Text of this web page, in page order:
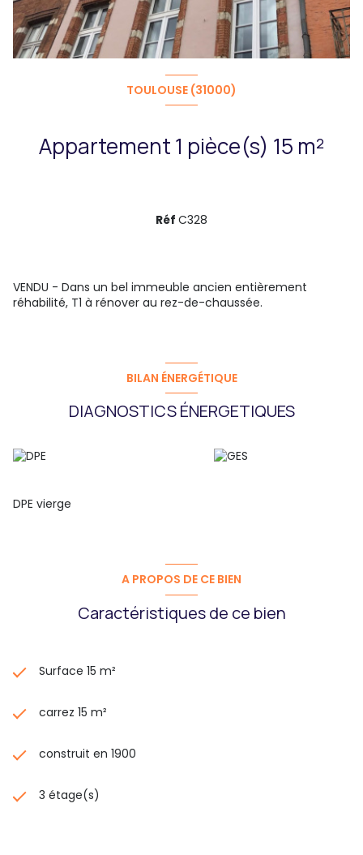
TOULOUSE (31000)
Appartement 1 pièce(s) 15 m²
Réf C328
VENDU - Dans un bel immeuble ancien entièrement
réhabilité, T1 à rénover au rez-de-chaussée.
BILAN ÉNERGÉTIQUE
DIAGNOSTICS ÉNERGETIQUES
DPE vierge
A PROPOS DE CE BIEN
Caractéristiques de ce bien
Surface 15 m²
carrez 15 m²
construit en 1900
3 étage(s)